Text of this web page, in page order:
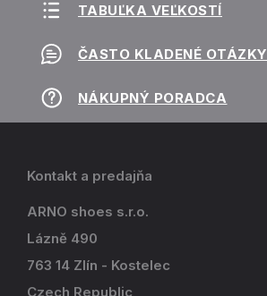
TABUĽKA VEĽKOSTÍ
ČASTO KLADENÉ OTÁZKY
NÁKUPNÝ PORADCA
Kontakt a predajňa
ARNO shoes s.r.o.
Lázně 490
763 14 Zlín - Kostelec
Czech Republic